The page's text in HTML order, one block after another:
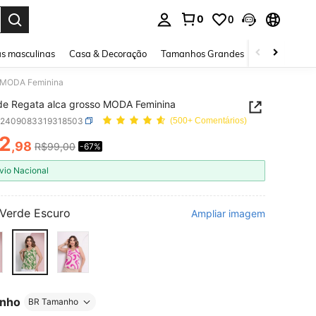
0 0
masculinas Casa & Decoração Tamanhos Grandes Joias e
Feminina
Blusa de Regata alca grosso MODA Feminina
(500+ Comentários)
AND AVAILABILITY
,98 R$99,00 -67%
Nacional
Verde Escuro Ampliar imagem
BR Tamanho